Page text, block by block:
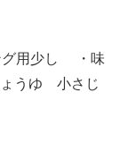
グ用少し ・味
うゆ 小さじ